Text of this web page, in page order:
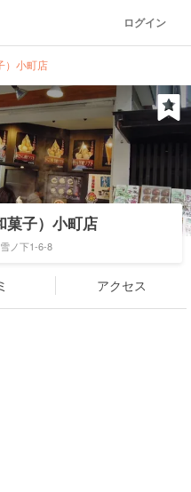
ログイン
）小町店
菓子）小町店
ノ下1-6-8
アクセス